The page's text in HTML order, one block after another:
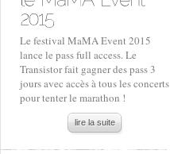
Le festival MaMA Event 2015
lance le pass full access. Le
Transistor fait gagner des pass 3
jours avec accès à tous les concerts
pour tenter le marathon !
lire la suite